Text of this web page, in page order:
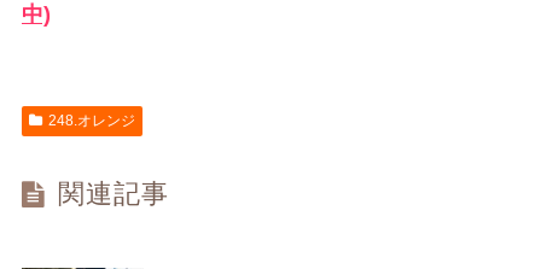
中)
248.オレンジ
関連記事